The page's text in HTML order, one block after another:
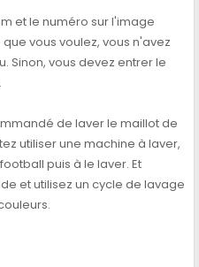
et le numéro sur l'image
vous voulez, vous n'avez
Sinon, vous devez entrer le
de laver le maillot de
utiliser une machine à laver,
puis à le laver. Et
et utilisez un cycle de lavage